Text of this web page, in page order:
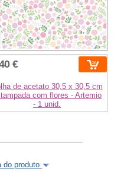
€
de acetato 30,5 x 30,5 cm
com flores - Artemio
- 1 unid.
do produto